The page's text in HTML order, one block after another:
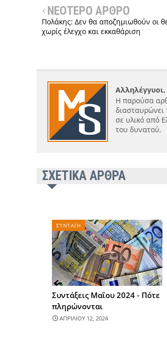
ΝΕΟΤΕΡΟ ΑΡΘΡΟ
Πολάκης: Δεν θα αποζημιωθούν οι
χωρίς έλεγχο και εκκαθάριση
Η παρούσα
διασταυρώνει
σε υλικό από
του δυνατού.
ΣΧΕΤΙΚΑ ΑΡΘΡΑ
ΣΎΝΤΑΞΗ
Συντάξεις Μαΐου 2024 - Πότε
πληρώνονται
ΑΠΡΙΛΙΟΥ 12, 2024